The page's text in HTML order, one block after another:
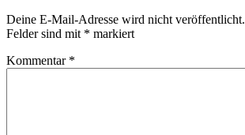
Deine E-Mail-Adresse wird nicht veröffentlicht.
Felder sind mit * markiert
Kommentar *